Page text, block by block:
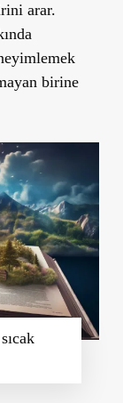
arar.
birine